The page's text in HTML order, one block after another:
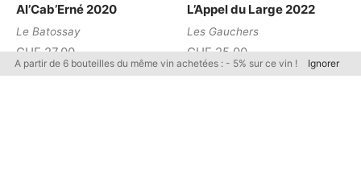
A partir de 6 bouteilles du même vin achetées : - 5% sur ce vin ! Ignorer
Al’Cab’Erné 2020
Le Batossay
CHF27.00
L’Appel du Large 2022
Les Gauchers
CHF25.00